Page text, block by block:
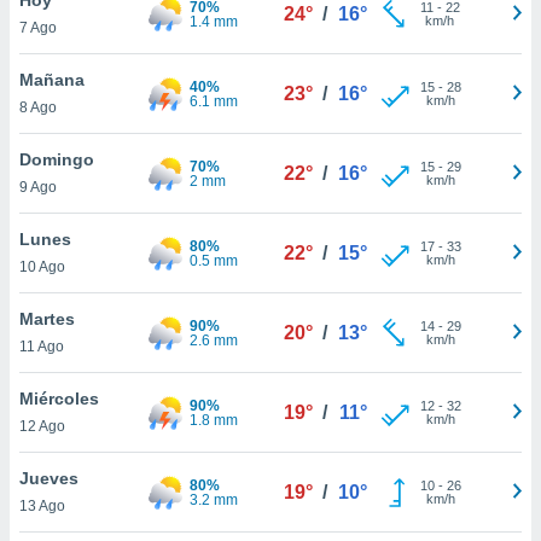
y
en
más
de
7 Ago
70%
1.4 mm
24° / 16° 11 - 22
km/h
Mañana
8 Ago
40%
6.1 mm
23° / 16° 15- 28
km/h
Domingo
9 Ago
70%
2 mm
22° / 16° 15- 29
km/h
Lunes
10 Ago
80%
0.5 mm
22° / 15° 17- 33
km/h
Martes
11 Ago
90%
2.6 mm
20° / 13° 14- 29
km/h
Miércoles
12 Ago
90%
1.8 mm
19° / 11° 12- 32
km/h
Jueves
13 Ago
80%
3.2 mm
19° / 10° 10- 26
km/h